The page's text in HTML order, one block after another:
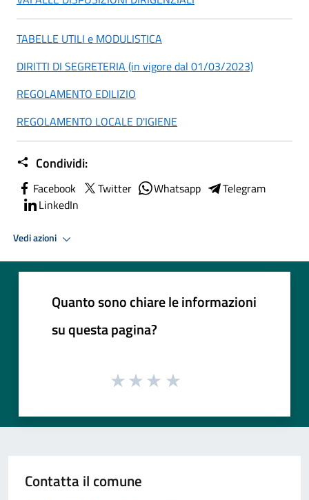
TABELLE UTILI e MODULISTICA
DIRITTI DI SEGRETERIA (in vigore dal 01/03/2023)
REGOLAMENTO EDILIZIO
REGOLAMENTO LOCALE D'IGIENE
Condividi:
Facebook Twitter Whatsapp
Telegram
LinkedIn
Vedi azioni
Quanto sono chiare le informazioni
su questa pagina?
Contatta il comune